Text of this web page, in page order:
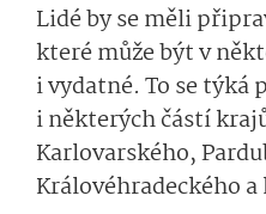
Lidé by se měli
které může být v
i vydatné. To se týká
i některých částí
Karlovarského,
Královéhradeckého